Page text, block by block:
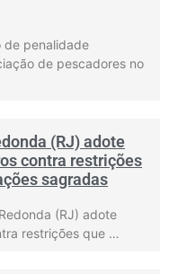
de penalidade
de pescadores no
(RJ) adote
contra restrições
sagradas
(RJ) adote
restrições que …